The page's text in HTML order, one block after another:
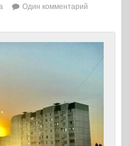
Один комментарий